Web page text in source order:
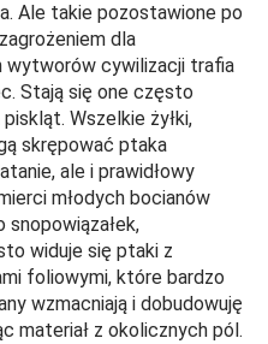
Ale takie pozostawione po
dla
cywilizacji trafia
Stają się one często
Wszelkie żyłki,
skrępować ptaka
ale i prawidłowy
młodych bocianów
snopowiązałek,
widuje się ptaki z
foliowymi, które bardzo
wzmacniają i dobudowuję
materiał z okolicznych pól.